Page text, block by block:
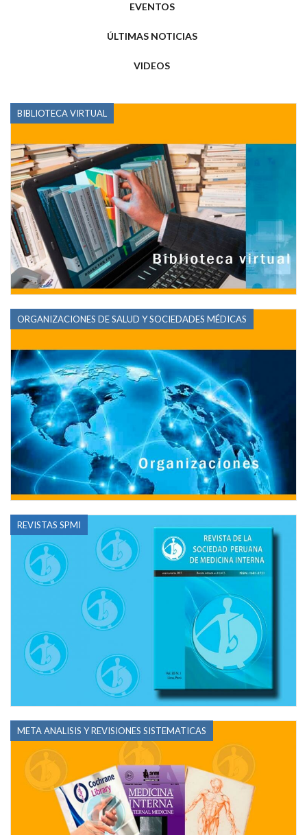
EVENTOS
ÚLTIMAS NOTICIAS
VIDEOS
BIBLIOTECA VIRTUAL
ORGANIZACIONES DE SALUD Y SOCIEDADES MÉDICAS
REVISTAS SPMI
META ANALISIS Y REVISIONES SISTEMATICAS